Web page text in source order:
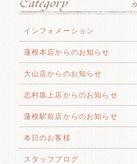
インフォメーション
蓮根本店からのお知らせ
大山店からのお知らせ
志村坂上店からのお知らせ
蓮根駅前店からのお知らせ
本日のお客様
スタッフブログ